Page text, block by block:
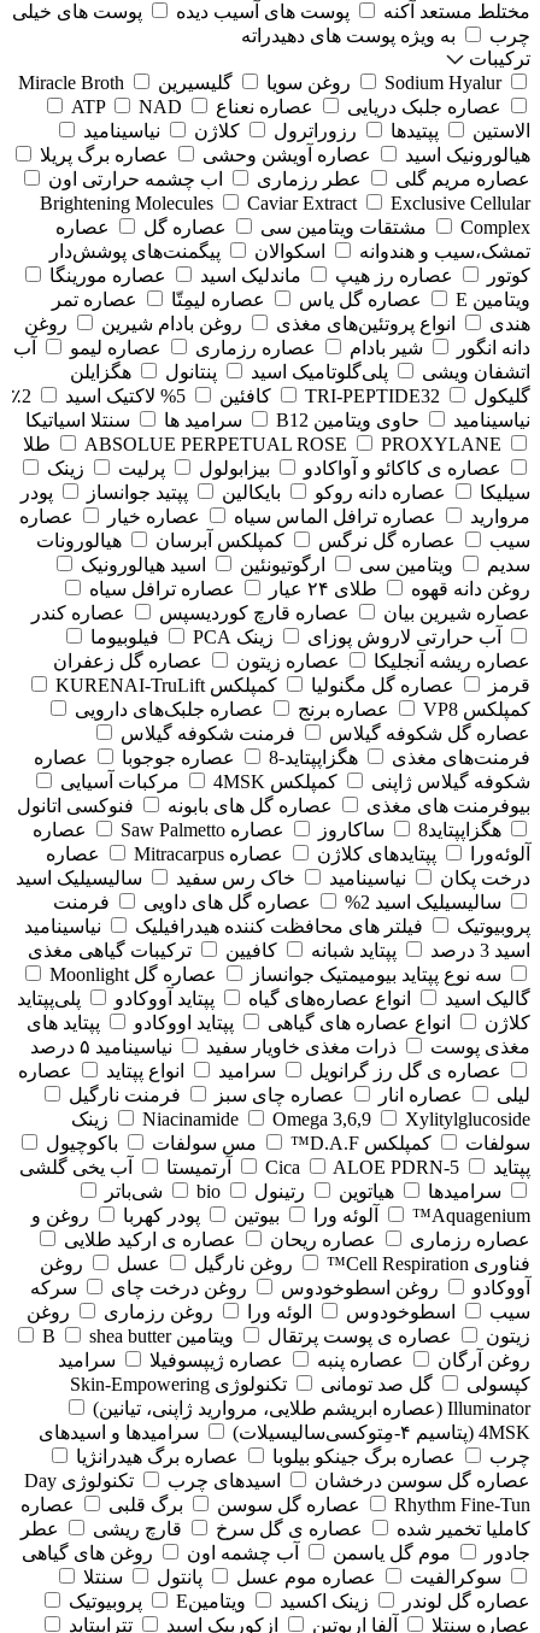
مختلط مستعد آکنه
پوست های آسیب دیده
پوست های خیلی
چرب
به ویژه پوست های دهیدراته
ترکیبات
Sodium Hyalur
روغن سویا گلیسیرین
Miracle Broth
عصاره جلبک دریایی
عصاره نعناع ATP
NAD
الاستین
پپتیدها رزوراترول کلاژن
⁠نیاسینامید
هیالورونیک اسید
عصاره آویشن وحشی
عصاره برگ پریلا
عصاره مریم گلی
عطر رزماری
اب چشمه حرارتی اون
Brightening Molecules
Caviar Extract
Exclusive Cellular
Complex
مشتقات ویتامین سی عصاره گل
عصاره
تمشک،سیب و هندوانه
اسکوالان
پیگمنت‌های پوشش‌دار
کوتور
عصاره رز هیپ ماندلیک اسید
عصاره مورینگا
ویتامین E
عصاره گل یاس عصاره لیمِتّا
عصاره تمر
هندی
انواع پروتئین‌های مغذی روغن بادام شیرین
روغن
دانه انگور
شیر بادام عصاره رزماری عصاره لیمو
آب
اتشفان ویشی
پلی‌گلوتامیک اسید پنتانول
هگزایلن
گلیکول
TRI-PEPTIDE32 کافئین 5% لاکتیک اسید
2٪
نیاسینامید
حاوی ویتامین B12 سرامید ها
سنتلا اسیاتیکا
ABSOLUE PERPETUAL ROSE
PROXYLANE
طلا
عصاره ی کاکائو و آواکادو
بیزابولول پرلیت
زینک
سیلیکا
عصاره دانه روکو بایکالین پپتید جوانساز
پودر
مروارید
عصاره ترافل الماس سیاه عصاره خیار
عصاره
سیب
عصاره گل نرگس کمپلکس آبرسان
هیالورونات
سدیم
ویتامین سی ارگوتیونئین
اسید هیالورونیک
روغن دانه قهوه
طلای ۲۴ عیار
عصاره ترافل سیاه
عصاره شیرین بیان
عصاره قارچ کوردیسپس
عصاره کندر
آب حرارتی لاروش پوزای
زینک PCA
فیلوبیوما
عصاره ریشه آنجلیکا
عصاره زیتون
عصاره گل زعفران
قرمز
عصاره گل مگنولیا
کمپلکس KURENAI-TruLift
کمپلکس VP8
عصاره برنج
عصاره جلبک‌های دارویی
عصاره گل شکوفه گیلاس
فرمنت شکوفه گیلاس
فرمنت‌های مغذی
هگزاپپتاید-8 عصاره جوجوبا
عصاره
شکوفه گیلاس ژاپنی
کمپلکس 4MSK
مرکبات آسیایی
بیوفرمنت های مغذی
عصاره گل های بابونه
فنوکسی اتانول
هگزاپپتاید8
ساکاروز عصاره Saw Palmetto
عصاره
آلوئه‌ورا
پپتایدهای کلاژن عصاره Mitracarpus
عصاره
درخت پکان
نیاسینامید خاک رس سفید
سالیسیلیک اسید
سالیسیلیک اسید 2%
عصاره گل های داویی
فرمنت
پروبیوتیک
فیلتر های محافظت کننده هیدرافیلیک
نیاسینامید
اسید 3 درصد
پپتاید شبانه کافیین
ترکیبات گیاهی مغذی
سه نوع پپتاید بیومیمتیک جوانساز
عصاره گل Moonlight
گالیک اسید
انواع عصاره‌های گیاه پپتاید آووکادو
پلی‌پپتاید
کلاژن
انواع عصاره های گیاهی پپتاید اووکادو
پپتاید های
مغذی پوست
ذرات مغذی خاویار سفید
نیاسینامید ۵ درصد
عصاره ی گل رز گرانویل
سرامید انواع پپتاید
عصاره
لیلی
عصاره انار عصاره چای سبز
فرمنت نارگیل
Niacinamide
Omega 3,6,9 Xylitylglucoside
زینک
سولفات
کمپلکس D.A.F™ مس سولفات
باکوچیول
پپتاید
5-Cica
ALOE PDRN آرتمیستا
آب یخی گلشی
سرامیدها
هیاتوین رتینول bio
شی‌باتر
Aquagenium™
آلوئه ورا بیوتین پودر کهربا
روغن و
عصاره رزماری
عصاره ریحان
عصاره ی ارکید طلایی
فناوری Cell Respiration™
روغن نارگیل عسل
روغن
آووکادو
روغن اسطوخودوس روغن درخت چای
سرکه
سیب
اسطوخودوس الوئه ورا روغن رزماری
روغن
زیتون
عصاره ی پوست پرتقال ویتامین Bshea butter
روغن آرگان
عصاره پنبه عصاره ژیپسوفیلا
سرامید
کپسولی
گل صد تومانی
تکنولوژی Skin-Empowering
Illuminator (عصاره ابریشم طلایی، مروارید ژاپنی، تیانین)
4MSK (پتاسیم ۴‑مِتوکسی‌سالیسیلات)
سرامیدها و اسیدهای
چرب
عصاره برگ جینکو بیلوبا
عصاره برگ هیدرانژیا
عصاره گل سوسن درخشان
اسیدهای چرب
تکنولوژی Day
Rhythm Fine‑Tun
عصاره گل سوسن برگ قلبی
عصاره
کاملیا تخمیر شده
عصاره ی گل سرخ قارچ ریشی
عطر
جادور
موم گل یاسمن آب چشمه اون
روغن های گیاهی
سوکرالفیت
عصاره موم عسل پانتول
سنتلا
عصاره گل لوندر
زینک اکسید ویتامینE
پروبیوتیک
عصاره سنتلا
آلفا اربوتین ازکوربیک اسید تتراپپتاید